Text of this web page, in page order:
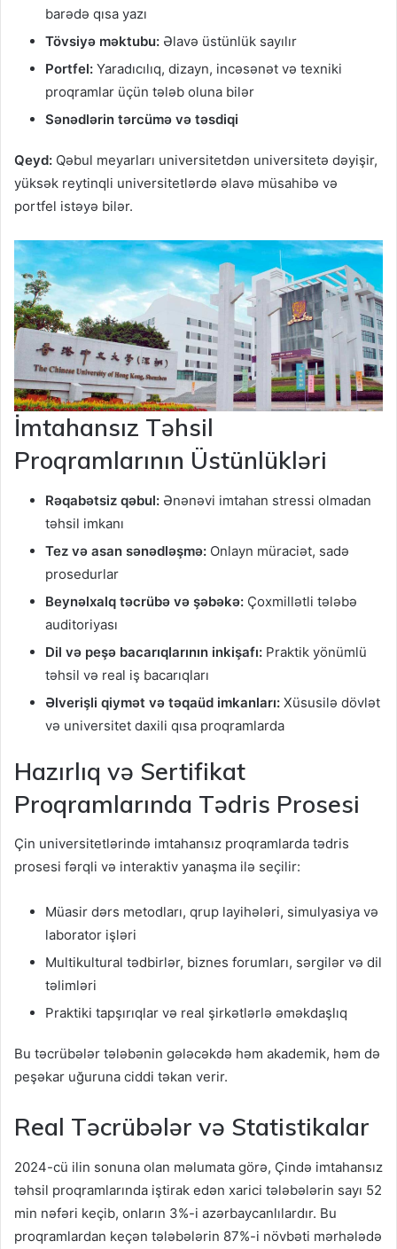
barədə qısa yazı
Tövsiyə məktubu: Əlavə üstünlük sayılır
Portfel: Yaradıcılıq, dizayn, incəsənət və texniki
proqramlar üçün tələb oluna bilər
Sənədlərin tərcümə və təsdiqi
Qeyd: Qəbul meyarları universitetdən universitetə dəyişir,
yüksək reytinqli universitetlərdə əlavə müsahibə və
portfel istəyə bilər.
İmtahansız Təhsil
Proqramlarının Üstünlükləri
Rəqabətsiz qəbul: Ənənəvi imtahan stressi olmadan
təhsil imkanı
Tez və asan sənədləşmə: Onlayn müraciət, sadə
prosedurlar
Beynəlxalq təcrübə və şəbəkə: Çoxmillətli tələbə
auditoriyası
Dil və peşə bacarıqlarının inkişafı: Praktik yönümlü
təhsil və real iş bacarıqları
Əlverişli qiymət və təqaüd imkanları: Xüsusilə dövlət
və universitet daxili qısa proqramlarda
Hazırlıq və Sertifikat
Proqramlarında Tədris Prosesi
Çin universitetlərində imtahansız proqramlarda tədris
prosesi fərqli və interaktiv yanaşma ilə seçilir:
Müasir dərs metodları, qrup layihələri, simulyasiya və
laborator işləri
Multikultural tədbirlər, biznes forumları, sərgilər və dil
təlimləri
Praktiki tapşırıqlar və real şirkətlərlə əməkdaşlıq
Bu təcrübələr tələbənin gələcəkdə həm akademik, həm də
peşəkar uğuruna ciddi təkan verir.
Real Təcrübələr və Statistikalar
2024-cü ilin sonuna olan məlumata görə, Çində imtahansız
təhsil proqramlarında iştirak edən xarici tələbələrin sayı 52
min nəfəri keçib, onların 3%-i azərbaycanlılardır. Bu
proqramlardan keçən tələbələrin 87%-i növbəti mərhələdə